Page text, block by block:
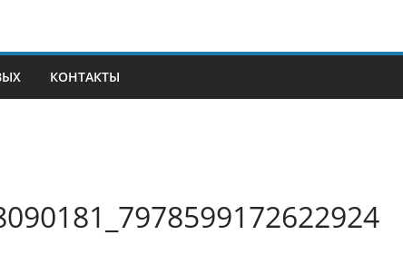
КОНТАКТЫ